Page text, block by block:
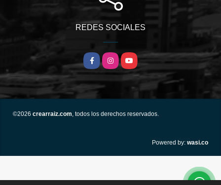
REDES SOCIALES
FacebookInstagramYouTube
©2026 crearraiz.com, todos los derechos reservados.
Powered by: wasi.co